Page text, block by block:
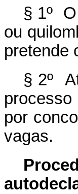
§ 1º
ou
pretende
§ 2º
por
vagas.